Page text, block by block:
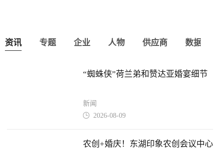
资讯 专题 企业 人物 供应商 数据
“蜘蛛侠”荷兰弟和赞达亚婚宴细节
新闻
 2026-08-09
农创+婚庆！东湖印象农创会议中心